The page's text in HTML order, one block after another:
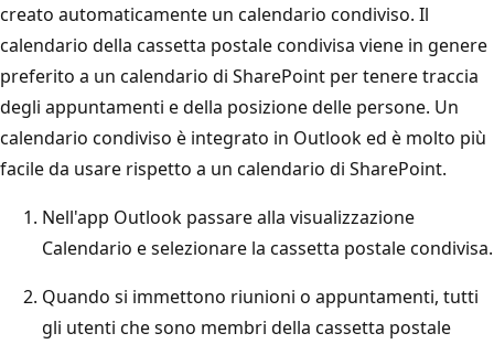
creato automaticamente un calendario condiviso. Il
calendario della cassetta postale condivisa viene in genere
preferito a un calendario di SharePoint per tenere traccia
degli appuntamenti e della posizione delle persone. Un
calendario condiviso è integrato in Outlook ed è molto più
facile da usare rispetto a un calendario di SharePoint.
Nell'app Outlook passare alla visualizzazione
Calendario e selezionare la cassetta postale condivisa.
Quando si immettono riunioni o appuntamenti, tutti
gli utenti che sono membri della cassetta postale